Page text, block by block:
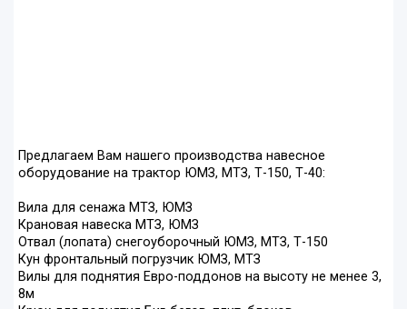
Предлагаем Вам нашего производства навесное
оборудование на трактор ЮМЗ, МТЗ, Т-150, Т-40:
Вила для сенажа МТЗ, ЮМЗ
Крановая навеска МТЗ, ЮМЗ
Отвал (лопата) снегоуборочный ЮМЗ, МТЗ, Т-150
Кун фронтальный погрузчик ЮМЗ, МТЗ
Вилы для поднятия Евро-поддонов на высоту не менее 3,
8м